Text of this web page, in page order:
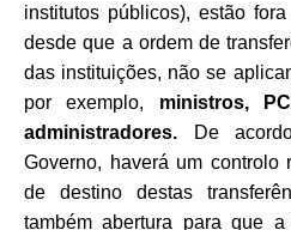
institutos públicos), estão
desde que a ordem de
das instituições, não se
por exemplo, ministros,
administradores. De
Governo, haverá um controlo
de destino destas
também abertura para que